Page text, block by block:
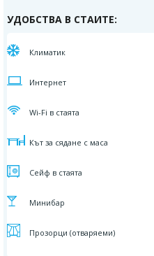
УДОБСТВА В СТАИТЕ:
Климатик
Интернет
Wi-Fi в стаята
Кът за сядане с маса
Сейф в стаята
Минибар
Прозорци (отваряеми)